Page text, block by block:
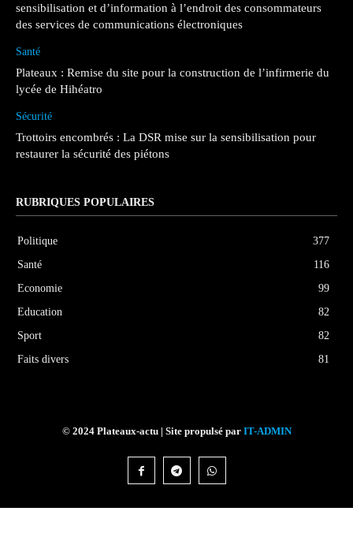
sensibilisation et d’information à l’endroit des consommateurs
des services de communications électroniques
Santé
Plateaux : Remise du site pour la construction de l’infirmerie du
lycée de Hihéatro
Sécurité
Trottoirs encombrés : La DSR mise sur la sensibilisation pour
restaurer la sécurité des piétons
RUBRIQUES POPULAIRES
Politique
377
Santé
116
Economie
99
Education
82
Sport
82
Faits divers
81
© 2024 Plateaux-actu | Site propulsé par IT-ADMIN